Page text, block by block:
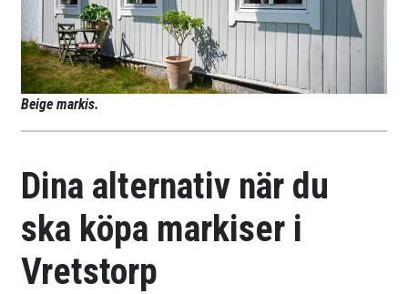
Beige markis.
Dina alternativ när du
ska köpa markiser i
Vretstorp